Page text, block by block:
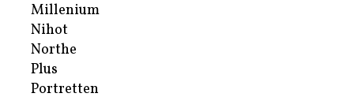
Millenium
Nihot
Northe
Plus
Portretten